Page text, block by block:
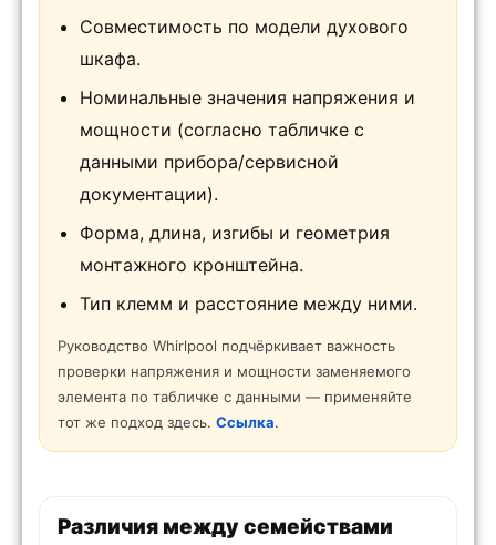
Совместимость по модели духового
шкафа.
Номинальные значения напряжения и
мощности (согласно табличке с
данными прибора/сервисной
документации).
Форма, длина, изгибы и геометрия
монтажного кронштейна.
Тип клемм и расстояние между ними.
Руководство Whirlpool подчёркивает важность
проверки напряжения и мощности заменяемого
элемента по табличке с данными — применяйте
тот же подход здесь. Ссылка.
Различия между семействами